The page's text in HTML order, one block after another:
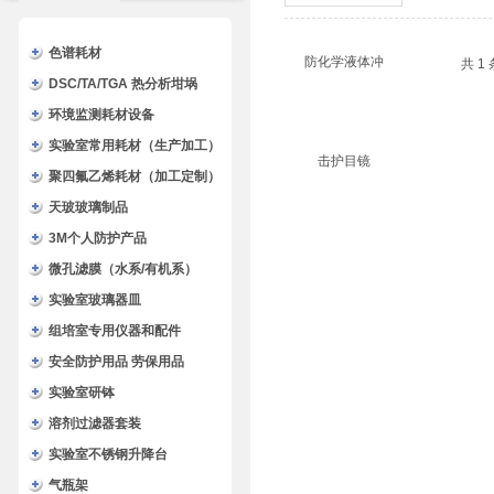
色谱耗材
DSC/TA/TGA 热分析坩埚
环境监测耗材设备
实验室常用耗材（生产加工）
聚四氟乙烯耗材（加工定制）
天玻玻璃制品
3M个人防护产品
微孔滤膜（水系/有机系）
实验室玻璃器皿
组培室专用仪器和配件
安全防护用品 劳保用品
实验室研钵
溶剂过滤器套装
实验室不锈钢升降台
气瓶架
共 1